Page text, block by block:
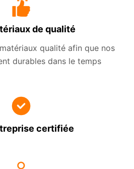
de qualité
qualité afin que nos
durables dans le temps
certifiée